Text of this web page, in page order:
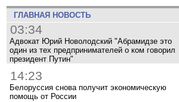
ГЛАВНАЯ НОВОСТЬ
03:34
Адвокат Юрий Новолодский "Абрамидзе это
один из тех предпринимателей о ком говорил
президент Путин"
14:23
Белоруссия снова получит экономическую
помощь от России